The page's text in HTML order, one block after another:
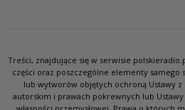
Treści, znajdujące się w serwisie
części oraz poszczególne elementy
lub wytworów objętych ochroną Ustawy z
autorskim i prawach pokrewnych lub Ustawy